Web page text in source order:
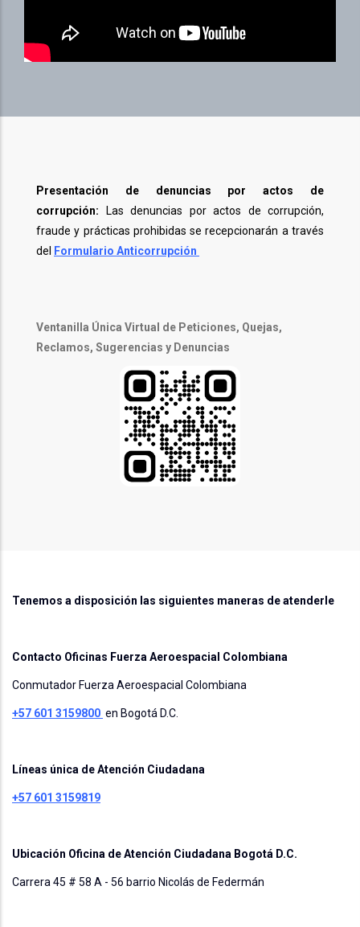
Presentación de denuncias por actos de
corrupción: Las denuncias por actos de corrupción,
fraude y prácticas prohibidas se recepcionarán a través
del
Formulario Anticorrupción
Ventanilla Única Virtual de Peticiones, Quejas,
Reclamos, Sugerencias y Denuncias
Tenemos a disposición las siguientes maneras de atenderle
Contacto Oficinas Fuerza Aeroespacial Colombiana
Conmutador Fuerza Aeroespacial Colombiana
+57 601 3159800 en Bogotá D.C.
Líneas única de Atención Ciudadana
+57 601 3159819
Ubicación Oficina de Atención Ciudadana Bogotá D.C.
Carrera 45 # 58 A - 56 barrio Nicolás de Federmán